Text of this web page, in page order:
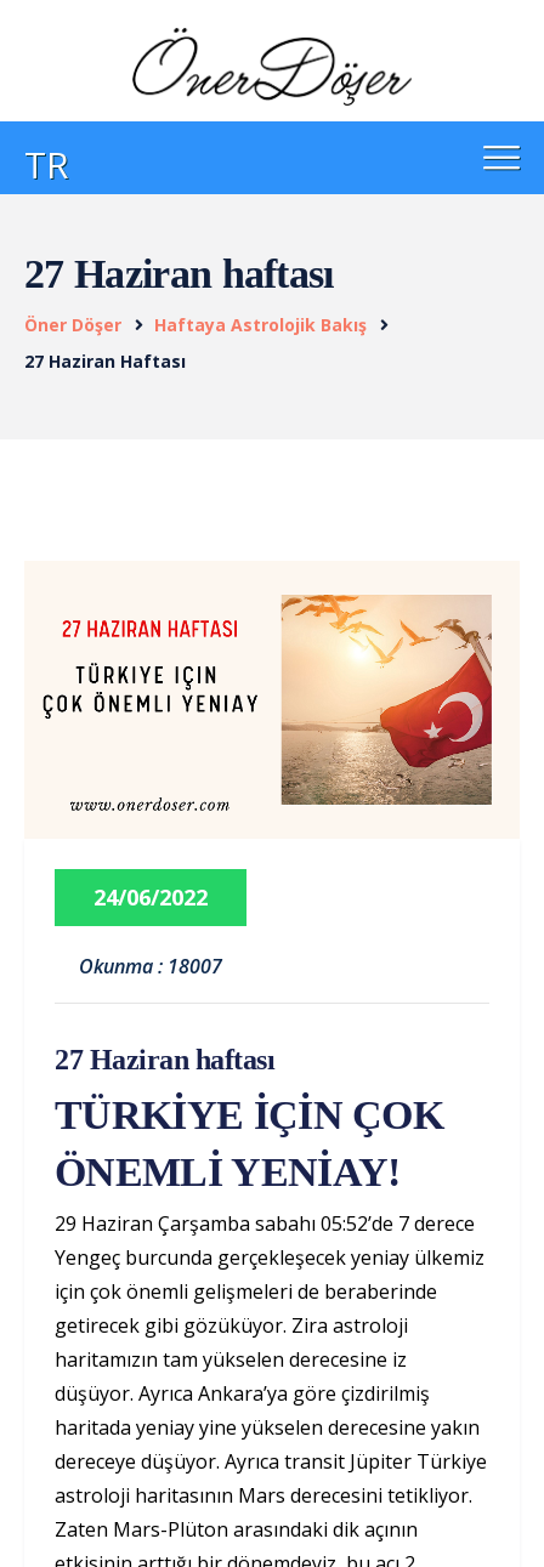
TR
27 Haziran haftası
Öner Döşer
Haftaya Astrolojik Bakış
27 Haziran Haftası
24/06/2022
Okunma : 18007
27 Haziran haftası
TÜRKİYE İÇİN ÇOK
ÖNEMLİ YENİAY!
29 Haziran Çarşamba sabahı 05:52’de 7 derece
Yengeç burcunda gerçekleşecek yeniay ülkemiz
için çok önemli gelişmeleri de beraberinde
getirecek gibi gözüküyor. Zira astroloji
haritamızın tam yükselen derecesine iz
düşüyor. Ayrıca Ankara’ya göre çizdirilmiş
haritada yeniay yine yükselen derecesine yakın
dereceye düşüyor. Ayrıca transit Jüpiter Türkiye
astroloji haritasının Mars derecesini tetikliyor.
Zaten Mars-Plüton arasındaki dik açının